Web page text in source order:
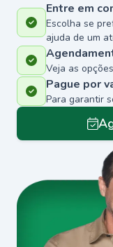
Entre em
Escolha se
ajuda de um
Veja as
Pague por
Para garantir